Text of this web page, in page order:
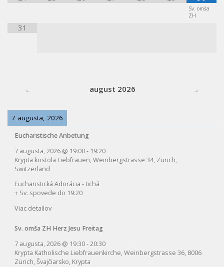
Sv. omša
ZH
31
august 2026
7 augusta, 2026
Eucharistische Anbetung
7 augusta, 2026 @ 19:00- 19:20
Krypta kostola Liebfrauen, Weinbergstrasse 34, Zürich,
Switzerland
Eucharistická Adorácia - tichá
+ Sv. spovede do 19:20
Viac detailov
Sv. omša ZH Herz Jesu Freitag
7 augusta, 2026 @ 19:30-20:30
Krypta Katholische Liebfrauenkirche, Weinbergstrasse 36, 8006
Zürich, Švajčiarsko, Krypta